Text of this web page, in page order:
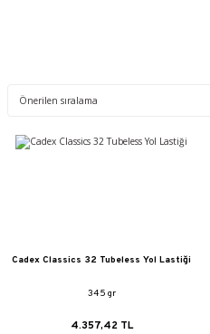
Cadex Classics 32 Tubeless Yol Lastiği
345 gr
4.357,42 TL